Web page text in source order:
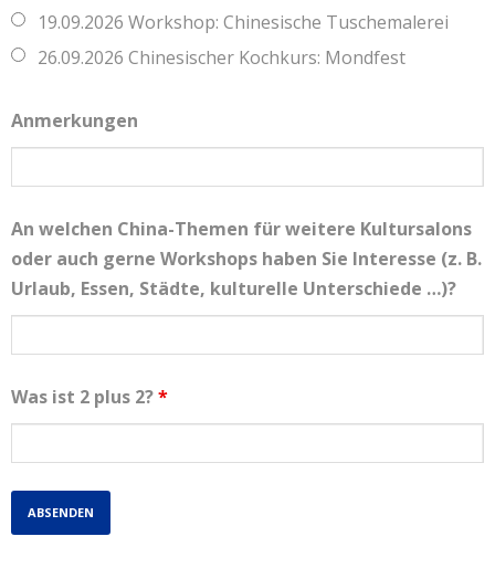
19.09.2026 Workshop: Chinesische Tuschemalerei
26.09.2026 Chinesischer Kochkurs: Mondfest
Anmerkungen
An welchen China-Themen für weitere Kultursalons
oder auch gerne Workshops haben Sie Interesse (z. B.
Urlaub, Essen, Städte, kulturelle Unterschiede …)?
Was ist 2 plus 2?*